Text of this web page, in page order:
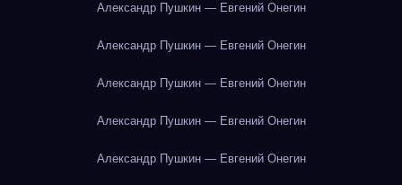
Александр Пушкин — Евгений Онегин
Александр Пушкин — Евгений Онегин
Александр Пушкин — Евгений Онегин
Александр Пушкин — Евгений Онегин
Александр Пушкин — Евгений Онегин